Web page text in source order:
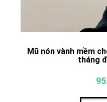
Mũ nón vành mềm
tháng